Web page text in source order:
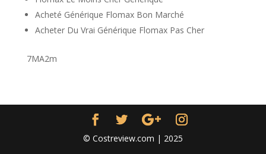
Acheté Générique Flomax Bon Marché
Acheter Du Vrai Générique Flomax Pas Cher
7MA2m
© Costreview.com | 2025